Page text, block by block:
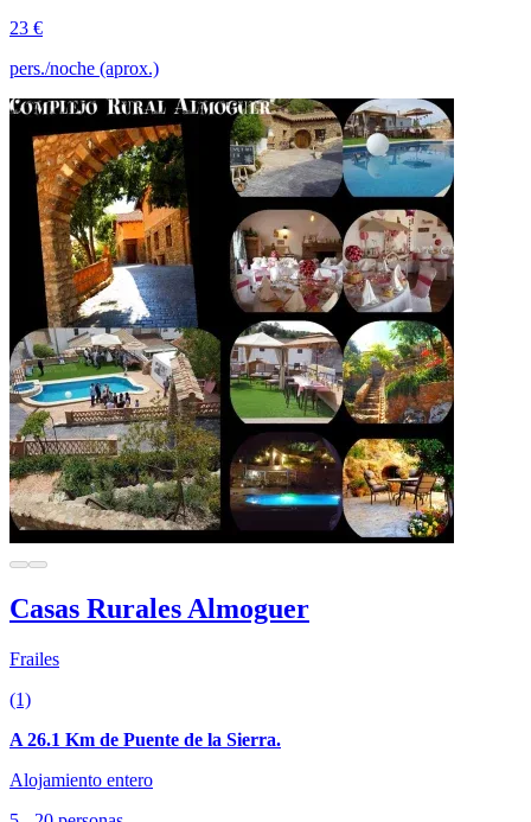
23 €
pers./noche (aprox.)
Casas Rurales Almoguer
Frailes
(1)
A 26.1 Km de Puente de la Sierra.
Alojamiento entero